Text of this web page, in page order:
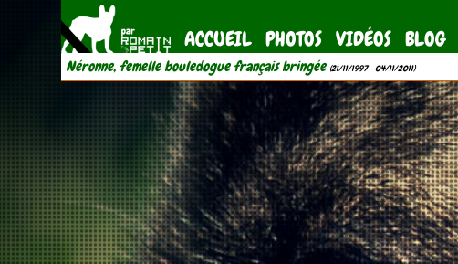
ACCUEIL PHOTOS VIDÉOS BLOG
Néronne, femelle bouledogue français bringée (21/11/1997 - 04/11/2011)